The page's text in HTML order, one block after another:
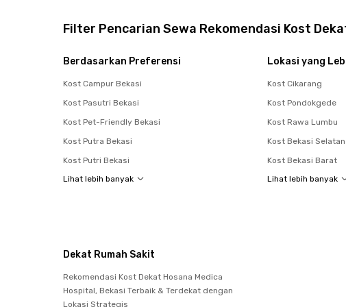
Filter Pencarian Sewa Rekomendasi Kost
Berdasarkan Preferensi
Kost Campur Bekasi
Kost Pasutri Bekasi
Kost Pet-Friendly Bekasi
Kost Putra Bekasi
Kost Putri Bekasi
Lihat lebih banyak
Lokasi yang
Kost Cikarang
Kost Pondokgede
Kost Rawa Lumbu
Kost Bekasi Selatan
Kost Bekasi Barat
Lihat lebih banyak
Dekat Rumah Sakit
Rekomendasi Kost Dekat Hosana Medica
Hospital, Bekasi Terbaik & Terdekat dengan
Lokasi Strategis